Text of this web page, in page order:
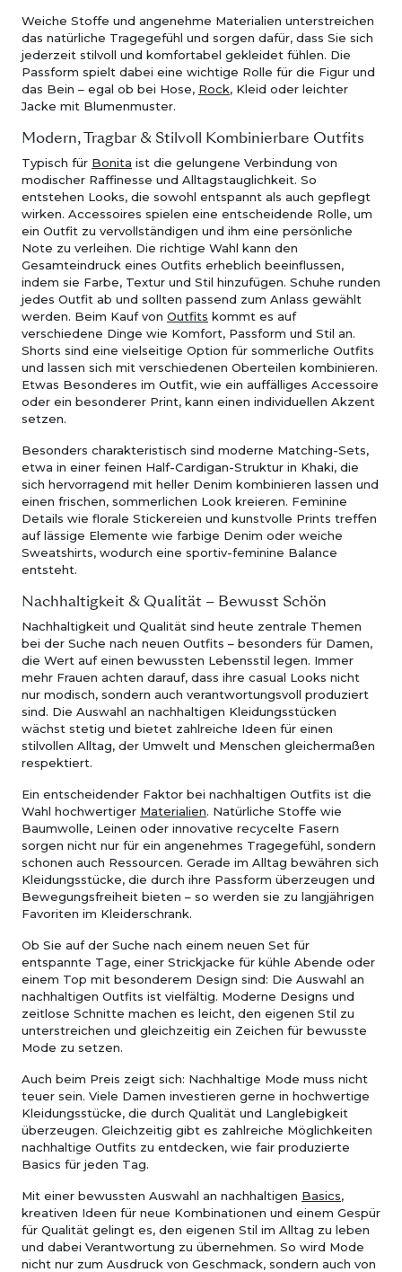
Weiche Stoffe und angenehme Materialien unterstreichen
das natürliche Tragegefühl und sorgen dafür, dass Sie sich
jederzeit stilvoll und komfortabel gekleidet fühlen. Die
Passform spielt dabei eine wichtige Rolle für die Figur und
das Bein – egal ob bei Hose, Rock, Kleid oder leichter
Jacke mit Blumenmuster.
Modern, Tragbar & Stilvoll Kombinierbare Outfits
Typisch für Bonita ist die gelungene Verbindung von
modischer Raffinesse und Alltagstauglichkeit. So
entstehen Looks, die sowohl entspannt als auch gepflegt
wirken. Accessoires spielen eine entscheidende Rolle, um
ein Outfit zu vervollständigen und ihm eine persönliche
Note zu verleihen. Die richtige Wahl kann den
Gesamteindruck eines Outfits erheblich beeinflussen,
indem sie Farbe, Textur und Stil hinzufügen. Schuhe runden
jedes Outfit ab und sollten passend zum Anlass gewählt
werden. Beim Kauf von Outfits kommt es auf
verschiedene Dinge wie Komfort, Passform und Stil an.
Shorts sind eine vielseitige Option für sommerliche Outfits
und lassen sich mit verschiedenen Oberteilen kombinieren.
Etwas Besonderes im Outfit, wie ein auffälliges Accessoire
oder ein besonderer Print, kann einen individuellen Akzent
setzen.
Besonders charakteristisch sind moderne Matching-Sets,
etwa in einer feinen Half-Cardigan-Struktur in Khaki, die
sich hervorragend mit heller Denim kombinieren lassen und
einen frischen, sommerlichen Look kreieren. Feminine
Details wie florale Stickereien und kunstvolle Prints treffen
auf lässige Elemente wie farbige Denim oder weiche
Sweatshirts, wodurch eine sportiv-feminine Balance
entsteht.
Nachhaltigkeit & Qualität – Bewusst Schön
Nachhaltigkeit und Qualität sind heute zentrale Themen
bei der Suche nach neuen Outfits – besonders für Damen,
die Wert auf einen bewussten Lebensstil legen. Immer
mehr Frauen achten darauf, dass ihre casual Looks nicht
nur modisch, sondern auch verantwortungsvoll produziert
sind. Die Auswahl an nachhaltigen Kleidungsstücken
wächst stetig und bietet zahlreiche Ideen für einen
stilvollen Alltag, der Umwelt und Menschen gleichermaßen
respektiert.
Ein entscheidender Faktor bei nachhaltigen Outfits ist die
Wahl hochwertiger Materialien. Natürliche Stoffe wie
Baumwolle, Leinen oder innovative recycelte Fasern
sorgen nicht nur für ein angenehmes Tragegefühl, sondern
schonen auch Ressourcen. Gerade im Alltag bewähren sich
Kleidungsstücke, die durch ihre Passform überzeugen und
Bewegungsfreiheit bieten – so werden sie zu langjährigen
Favoriten im Kleiderschrank.
Ob Sie auf der Suche nach einem neuen Set für
entspannte Tage, einer Strickjacke für kühle Abende oder
einem Top mit besonderem Design sind: Die Auswahl an
nachhaltigen Outfits ist vielfältig. Moderne Designs und
zeitlose Schnitte machen es leicht, den eigenen Stil zu
unterstreichen und gleichzeitig ein Zeichen für bewusste
Mode zu setzen.
Auch beim Preis zeigt sich: Nachhaltige Mode muss nicht
teuer sein. Viele Damen investieren gerne in hochwertige
Kleidungsstücke, die durch Qualität und Langlebigkeit
überzeugen. Gleichzeitig gibt es zahlreiche Möglichkeiten
nachhaltige Outfits zu entdecken, wie fair produzierte
Basics für jeden Tag.
Mit einer bewussten Auswahl an nachhaltigen Basics,
kreativen Ideen für neue Kombinationen und einem Gespür
für Qualität gelingt es, den eigenen Stil im Alltag zu leben
und dabei Verantwortung zu übernehmen. So wird Mode
nicht nur zum Ausdruck von Geschmack, sondern auch von